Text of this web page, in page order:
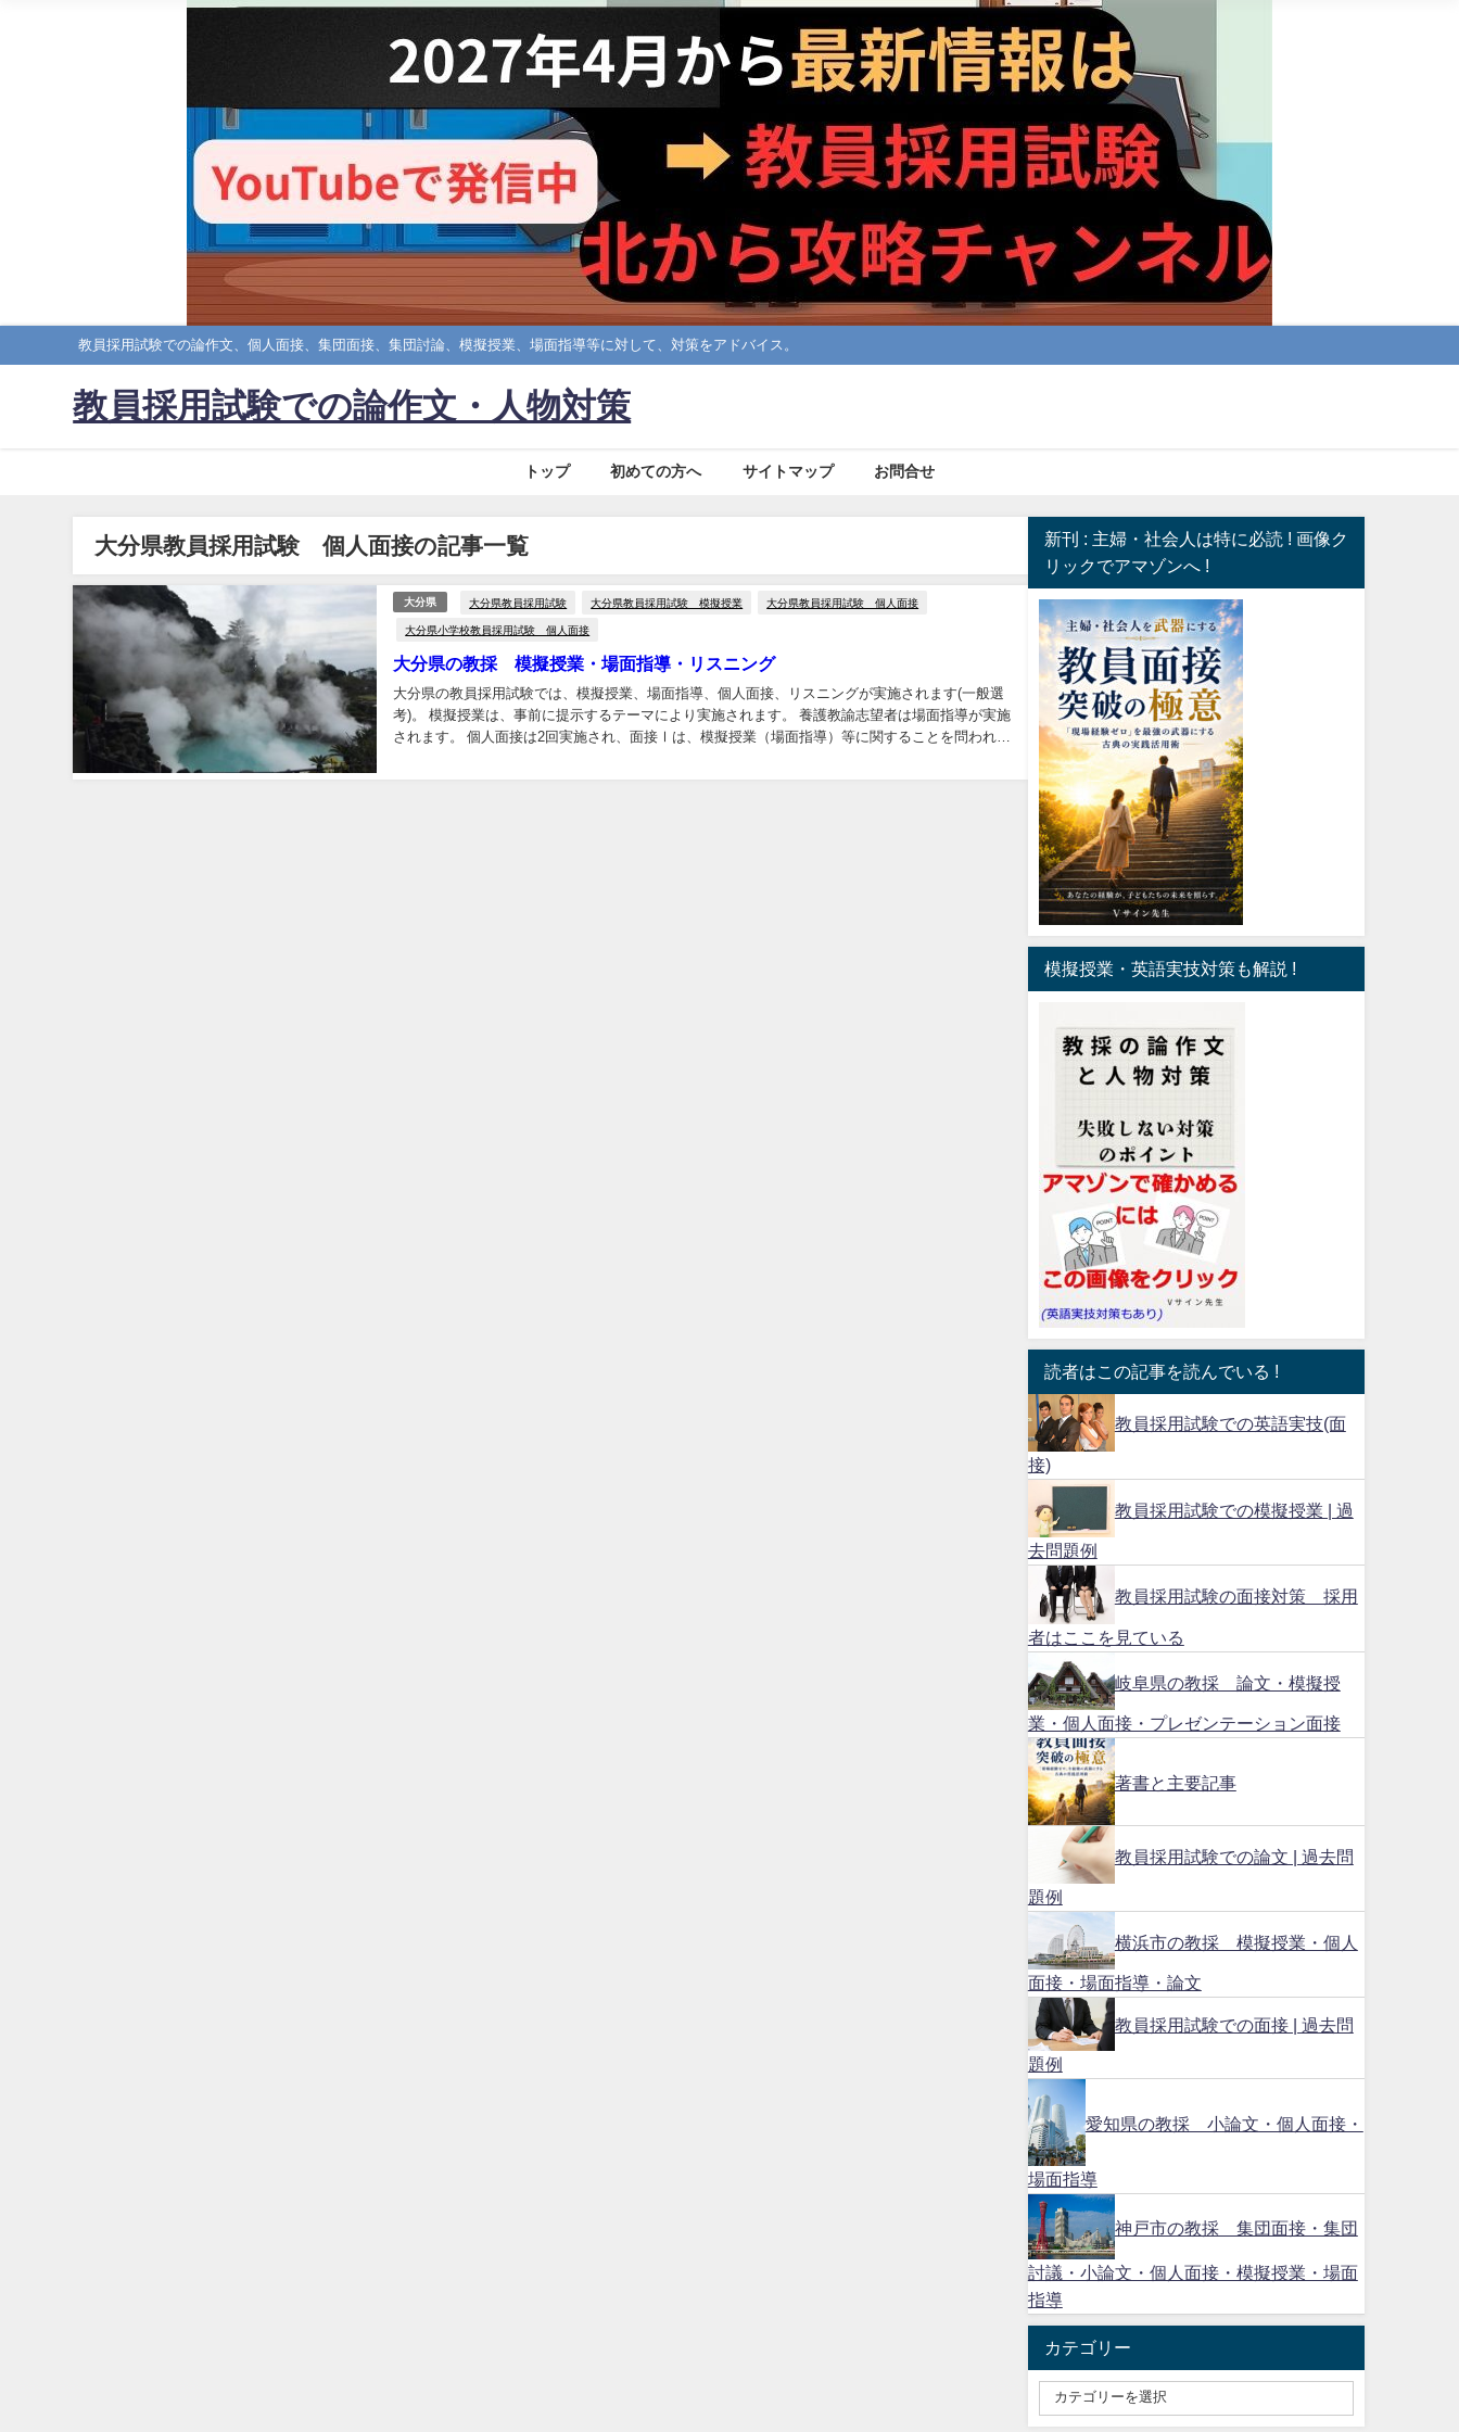
教員採用試験での論作文、個人面接、集団面接、集団討論、模擬授業、場面指導等に対して、対策をアドバイス。
教員採用試験での論作文・人物対策
トップ 初めての方へ サイトマップ お問合せ
大分県教員採用試験 個人面接の記事一覧
大分県 大分県教員採用試験 大分県教員採用試験 模擬授業 大分県教員採用試験 個人面接
大分県小学校教員採用試験 個人面接
大分県の教採 模擬授業・場面指導・リスニング
大分県の教員採用試験では、模擬授業、場面指導、個人面接、リスニングが実施されます(一般選
考)。 模擬授業は、事前に提示するテーマにより実施されます。 養護教諭志望者は場面指導が実施
されます。 個人面接は2回実施され、面接Ⅰは、模擬授業（場面指導）等に関することを問われま
新刊 : 主婦・社会人は特に必読 ! 画像ク
リックでアマゾンへ !
模擬授業・英語実技対策も解説 !
読者はこの記事を読んでいる !
教員採用試験での英語実技(面
接)
教員採用試験での模擬授業 | 過
去問題例
教員採用試験の面接対策 採用
者はここを見ている
岐阜県の教採 論文・模擬授
業・個人面接・プレゼンテーション面接
著書と主要記事
教員採用試験での論文 | 過去問
題例
横浜市の教採 模擬授業・個人
面接・場面指導・論文
教員採用試験での面接 | 過去問
題例
愛知県の教採 小論文・個人面接・
場面指導
神戸市の教採 集団面接・集団
討議・小論文・個人面接・模擬授業・場面
指導
カテゴリー